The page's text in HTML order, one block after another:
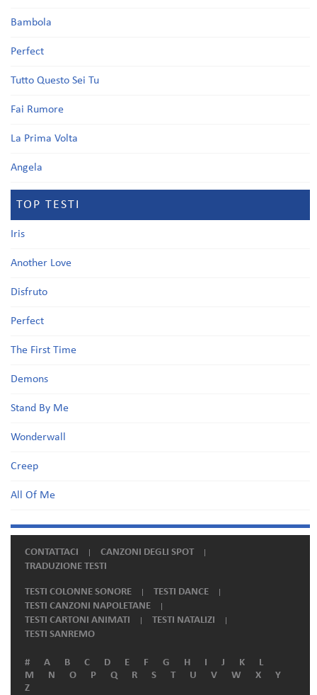
Bambola
Perfect
Tutto Questo Sei Tu
Fai Rumore
La Prima Volta
Angela
TOP TESTI
Iris
Another Love
Disfruto
Perfect
The First Time
Demons
Stand By Me
Wonderwall
Creep
All Of Me
CONTATTACI
CANZONI DEGLI SPOT
TRADUZIONE TESTI
TESTI COLONNE SONORE
TESTI DANCE
TESTI CANZONI NAPOLETANE
TESTI CARTONI ANIMATI
TESTI NATALIZI
TESTI SANREMO
# A B C D E F G H I J K
L
M
N O P Q R S T U V W X
Y
Z